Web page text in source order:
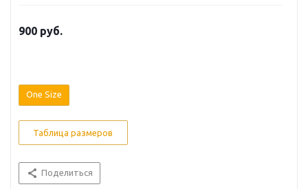
900 руб.
One Size
Таблица размеров
Поделиться